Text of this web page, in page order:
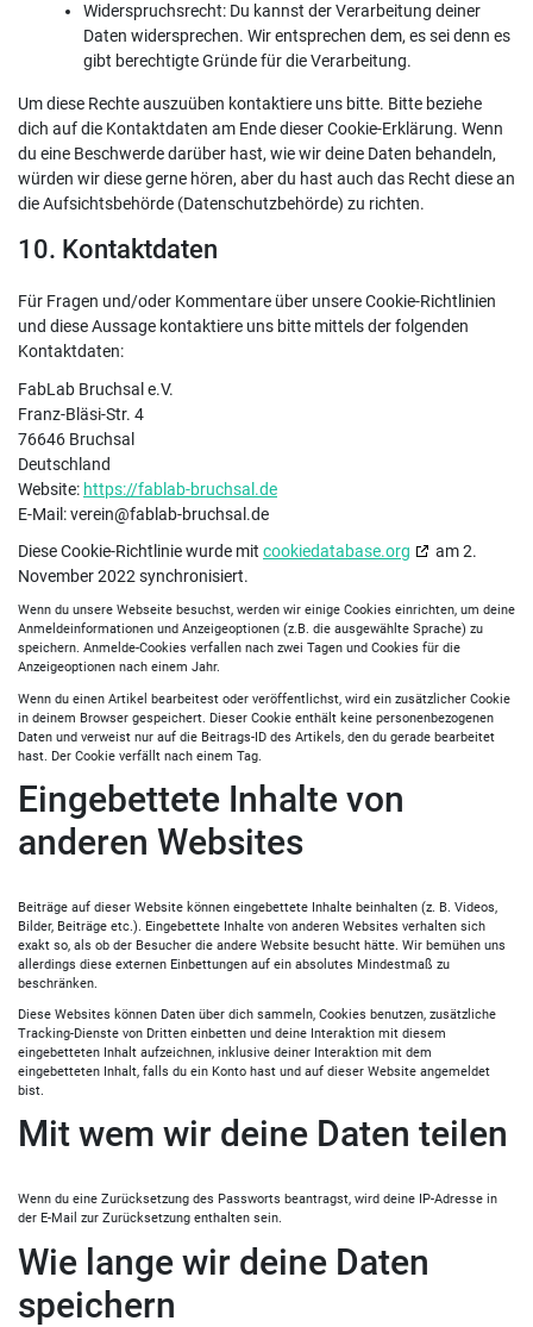
Widerspruchsrecht: Du kannst der Verarbeitung deiner
Daten widersprechen. Wir entsprechen dem, es sei denn es
gibt berechtigte Gründe für die Verarbeitung.
Um diese Rechte auszuüben kontaktiere uns bitte. Bitte beziehe
dich auf die Kontaktdaten am Ende dieser Cookie-Erklärung. Wenn
du eine Beschwerde darüber hast, wie wir deine Daten behandeln,
würden wir diese gerne hören, aber du hast auch das Recht diese an
die Aufsichtsbehörde (Datenschutzbehörde) zu richten.
10. Kontaktdaten
Für Fragen und/oder Kommentare über unsere Cookie-Richtlinien
und diese Aussage kontaktiere uns bitte mittels der folgenden
Kontaktdaten:
FabLab Bruchsal e.V.
Franz-Bläsi-Str. 4
76646 Bruchsal
Deutschland
Website: https://fablab-bruchsal.de
E-Mail:verein@fablab-bruchsal.de
Diese Cookie-Richtlinie wurde mit cookiedatabase.org
am 2.
November 2022 synchronisiert.
Wenn du unsere Webseite besuchst, werden wir einige Cookies einrichten, um deine
Anmeldeinformationen und Anzeigeoptionen (z.B. die ausgewählte Sprache) zu
speichern. Anmelde-Cookies verfallen nach zwei Tagen und Cookies für die
Anzeigeoptionen nach einem Jahr.
Wenn du einen Artikel bearbeitest oder veröffentlichst, wird ein zusätzlicher Cookie
in deinem Browser gespeichert. Dieser Cookie enthält keine personenbezogenen
Daten und verweist nur auf die Beitrags-ID des Artikels, den du gerade bearbeitet
hast. Der Cookie verfällt nach einem Tag.
Eingebettete Inhalte von
anderen Websites
Beiträge auf dieser Website können eingebettete Inhalte beinhalten (z. B. Videos,
Bilder, Beiträge etc.). Eingebettete Inhalte von anderen Websites verhalten sich
exakt so, als ob der Besucher die andere Website besucht hätte. Wir bemühen uns
allerdings diese externen Einbettungen auf ein absolutes Mindestmaß zu
beschränken.
Diese Websites können Daten über dich sammeln, Cookies benutzen, zusätzliche
Tracking-Dienste von Dritten einbetten und deine Interaktion mit diesem
eingebetteten Inhalt aufzeichnen, inklusive deiner Interaktion mit dem
eingebetteten Inhalt, falls du ein Konto hast und auf dieser Website angemeldet
bist.
Mit wem wir deine Daten teilen
Wenn du eine Zurücksetzung des Passworts beantragst, wird deine IP-Adresse in
der E-Mail zur Zurücksetzung enthalten sein.
Wie lange wir deine Daten
speichern